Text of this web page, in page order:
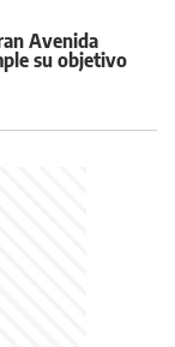
Avenida
su objetivo